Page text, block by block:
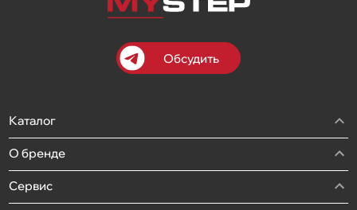
Обсудить
Каталог
О бренде
Сервис